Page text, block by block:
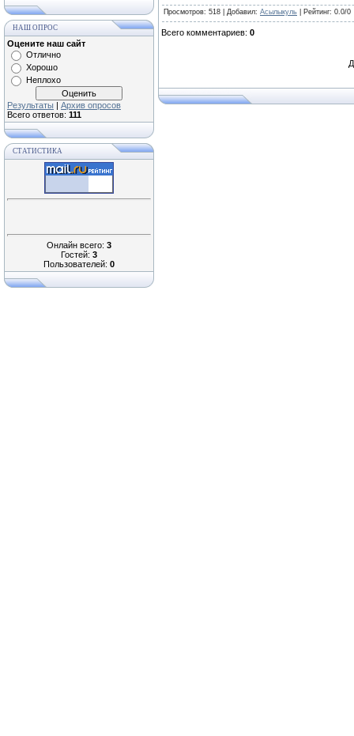
НАШ ОПРОС
Оцените наш сайт
Отлично
Хорошо
Неплохо
Результаты | Архив опросов
Всего ответов: 111
СТАТИСТИКА
Онлайн всего: 3
Гостей: 3
Пользователей: 0
Просмотров: 518 | Добавил: Асылыкуль Рейтинг: 0.0/0
Всего комментариев: 0